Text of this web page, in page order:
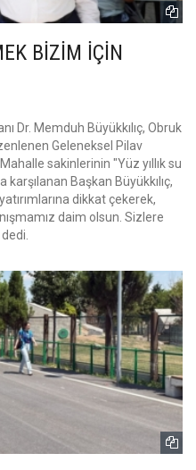
BİZİM İÇİN
Dr. Memduh Büyükkılıç, Obruk
Geleneksel Pilav
sakinlerinin "Yüz yıllık su
karşılanan Başkan Büyükkılıç,
dikkat çekerek,
daim olsun. Sizlere